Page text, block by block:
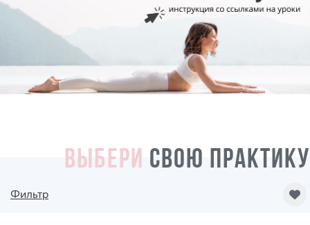
ВЫБЕРИ СВОЮ ПРАКТИКУ
Фильтр